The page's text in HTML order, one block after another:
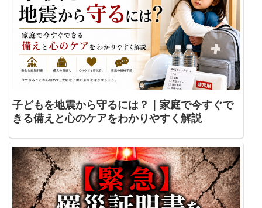
子どもを地震から守るには？｜家庭で今すぐで
きる備えと心のケアをわかりやすく解説